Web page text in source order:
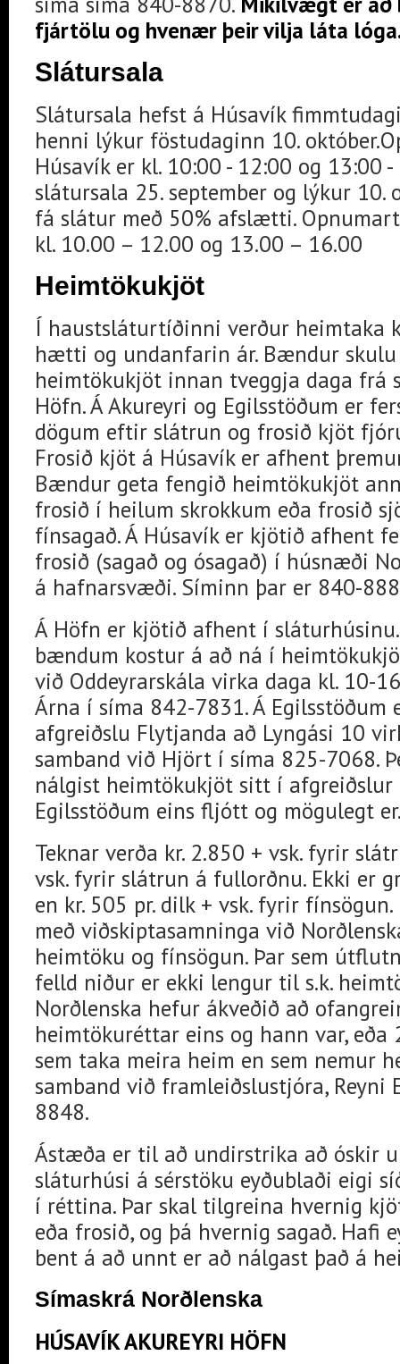
fjártölu og hvenær þeir vilja láta
Slátursala
Slátursala hefst á Húsavík
henni lýkur föstudaginn 10.
Húsavík er kl. 10:00 - 12:00 og 13:00
slátursala 25. september og lýkur 10.
fá slátur með 50% afslætti.
kl. 10.00 – 12.00 og 13.00 – 16.00
Heimtökukjöt
Í haustsláturtíðinni verður heimtaka
hætti og undanfarin ár. Bændur
heimtökukjöt innan tveggja daga frá
Höfn. Á Akureyri og Egilsstöðum er
dögum eftir slátrun og frosið kjöt
Frosið kjöt á Húsavík er afhent
Bændur geta fengið heimtökukjöt
frosið í heilum skrokkum eða frosið
fínsagað. Á Húsavík er kjötið afhent
frosið (sagað og ósagað) í húsnæði
á hafnarsvæði. Síminn þar er 840-
Á Höfn er kjötið afhent í
bændum kostur á að ná í
við Oddeyrarskála virka daga kl. 10-
Árna í síma 842-7831. Á
afgreiðslu Flytjanda að Lyngási 10
samband við Hjört í síma 825-7068.
nálgist heimtökukjöt sitt í afgreiðslur
Egilsstöðum eins fljótt og mögulegt
Teknar verða kr. 2.850 + vsk. fyrir
vsk. fyrir slátrun á fullorðnu. Ekki er
en kr. 505 pr. dilk + vsk. fyrir
með viðskiptasamninga við
heimtöku og fínsögun. Þar sem
felld niður er ekki lengur til s.k.
Norðlenska hefur ákveðið að
heimtökuréttar eins og hann var, eða
sem taka meira heim en sem nemur
samband við framleiðslustjóra, Reyni
8848.
Ástæða er til að undirstrika að óskir
sláturhúsi á sérstöku eyðublaði eigi
í réttina. Þar skal tilgreina hvernig
eða frosið, og þá hvernig sagað. Hafi
bent á að unnt er að nálgast það á
Símaskrá Norðlenska
HÚSAVÍK AKUREYRI HÖFN